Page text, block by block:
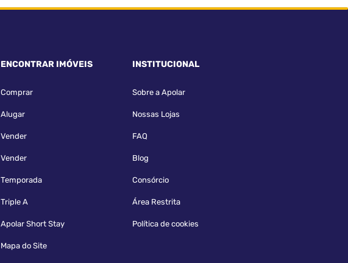
ENCONTRAR IMÓVEIS
Comprar
Alugar
Vender
Vender
Temporada
Triple A
Apolar Short Stay
Mapa do Site
INSTITUCIONAL
Sobre a Apolar
Nossas Lojas
FAQ
Blog
Consórcio
Área Restrita
Política de cookies